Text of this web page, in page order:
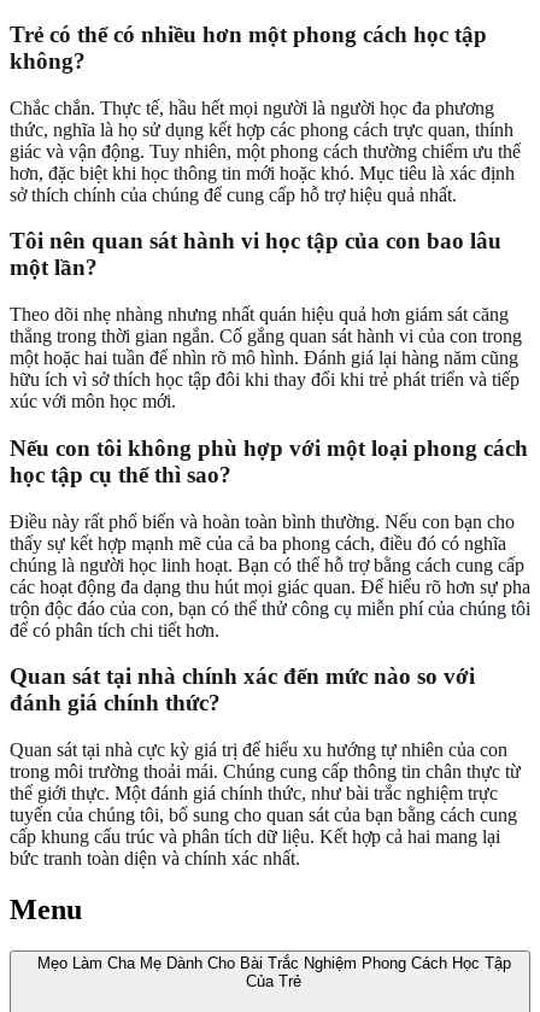
Trẻ có thể có nhiều hơn một phong cách học tập
không?
Chắc chắn. Thực tế, hầu hết mọi người là người học đa phương
thức, nghĩa là họ sử dụng kết hợp các phong cách trực quan, thính
giác và vận động. Tuy nhiên, một phong cách thường chiếm ưu thế
hơn, đặc biệt khi học thông tin mới hoặc khó. Mục tiêu là xác định
sở thích chính của chúng để cung cấp hỗ trợ hiệu quả nhất.
Tôi nên quan sát hành vi học tập của con bao lâu
một lần?
Theo dõi nhẹ nhàng nhưng nhất quán hiệu quả hơn giám sát căng
thẳng trong thời gian ngắn. Cố gắng quan sát hành vi của con trong
một hoặc hai tuần để nhìn rõ mô hình. Đánh giá lại hàng năm cũng
hữu ích vì sở thích học tập đôi khi thay đổi khi trẻ phát triển và tiếp
xúc với môn học mới.
Nếu con tôi không phù hợp với một loại phong cách
học tập cụ thể thì sao?
Điều này rất phổ biến và hoàn toàn bình thường. Nếu con bạn cho
thấy sự kết hợp mạnh mẽ của cả ba phong cách, điều đó có nghĩa
chúng là người học linh hoạt. Bạn có thể hỗ trợ bằng cách cung cấp
các hoạt động đa dạng thu hút mọi giác quan. Để hiểu rõ hơn sự pha
trộn độc đáo của con, bạn có thể thử công cụ miễn phí của chúng tôi
để có phân tích chi tiết hơn.
Quan sát tại nhà chính xác đến mức nào so với
đánh giá chính thức?
Quan sát tại nhà cực kỳ giá trị để hiểu xu hướng tự nhiên của con
trong môi trường thoải mái. Chúng cung cấp thông tin chân thực từ
thế giới thực. Một đánh giá chính thức, như bài trắc nghiệm trực
tuyến của chúng tôi, bổ sung cho quan sát của bạn bằng cách cung
cấp khung cấu trúc và phân tích dữ liệu. Kết hợp cả hai mang lại
bức tranh toàn diện và chính xác nhất.
Menu
Mẹo Làm Cha Mẹ Dành Cho Bài Trắc Nghiệm Phong Cách Học Tập
Của Trẻ